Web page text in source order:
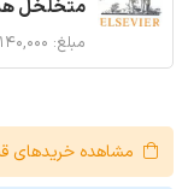
متخلخل
مبلغ: ۱۴۰,۰۰۰ تومان
مشاهده خریدهای